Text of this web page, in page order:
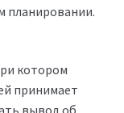
планировании.
котором
принимает